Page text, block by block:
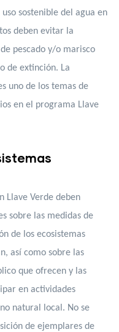
sostenible del agua en
deben evitar la
pescado y/o marisco
de extinción. La
uno de los temas de
en el programa Llave
Llave Verde deben
sobre las medidas de
de los ecosistemas
así como sobre las
que ofrecen y las
en actividades
natural local. No se
de ejemplares de